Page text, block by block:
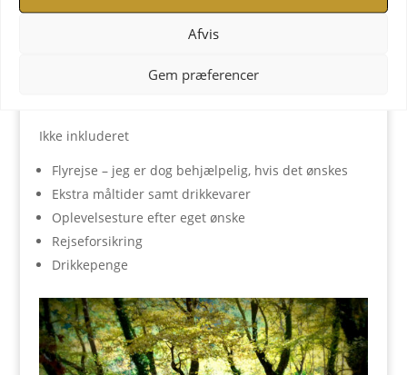
Afvis
Gem præferencer
Eneværelse: kr. 11.150,-
Indbetales til konto nr. 5054-1161811 eller mobile pay
Ikke inkluderet
Flyrejse – jeg er dog behjælpelig, hvis det ønskes
Ekstra måltider samt drikkevarer
Oplevelsesture efter eget ønske
Rejseforsikring
Drikkepenge